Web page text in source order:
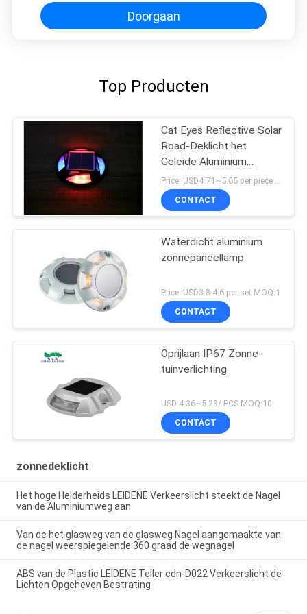
Doorgaan
Top Producten
Cat Eyes Reflective Solar
Road-Deklicht het
Geleide Aluminium
Opvlammen
CONTACT
Waterdicht aluminium
zonnepaneellamp
Price: USD3.8-4.6 per set MOQ:1
CONTACT
Oprijlaan IP67 Zonne-
tuinverlichting
USD 4.36~5.23/ PCS MOQ:100 PCs
CONTACT
zonnedeklicht
Het hoge Helderheids LEIDENE Verkeerslicht steekt de Nagel
van de Aluminiumweg aan
Van de het glasweg van de glasweg Nagel aangemaakte van
de nagel weerspiegelende 360 graad de wegnagel
ABS van de Plastic LEIDENE Teller cdn-D022 Verkeerslicht de
Lichten Opgeheven Bestrating